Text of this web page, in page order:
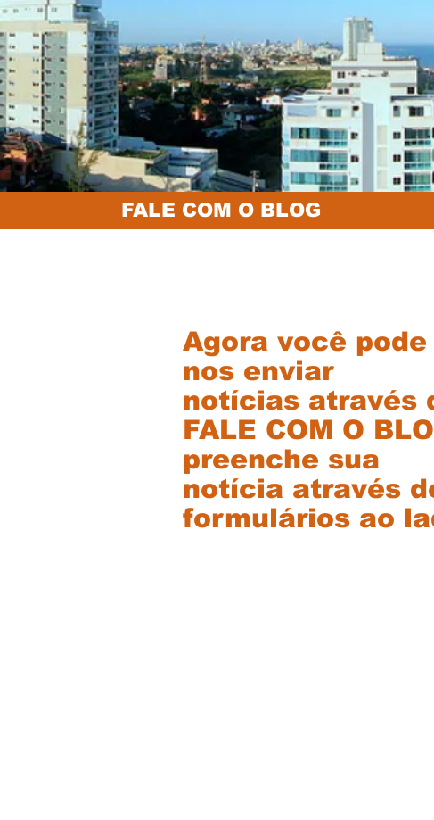
FALE COM O BLOG
Agora você pode
nos enviar
notícias através
FALE COM O
preenche sua
notícia através
formulários ao